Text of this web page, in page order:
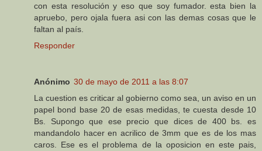
con esta resolución y eso que soy fumador. esta bien la
apruebo, pero ojala fuera asi con las demas cosas que le
faltan al país.
Responder
Anónimo 30 de mayo de 2011 a las 8:07
La cuestion es criticar al gobierno como sea, un aviso en un
papel bond base 20 de esas medidas, te cuesta desde 10
Bs. Supongo que ese precio que dices de 400 bs. es
mandandolo hacer en acrilico de 3mm que es de los mas
caros. Ese es el problema de la oposicion en este pais,